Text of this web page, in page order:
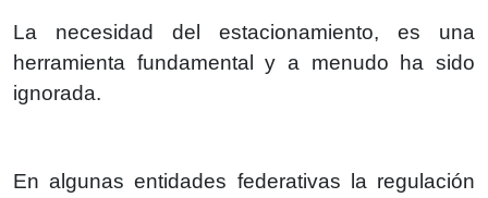
La necesidad del estacionamiento, es una
herramienta fundamental y a menudo ha sido
ignorada.
En algunas entidades federativas la regulación